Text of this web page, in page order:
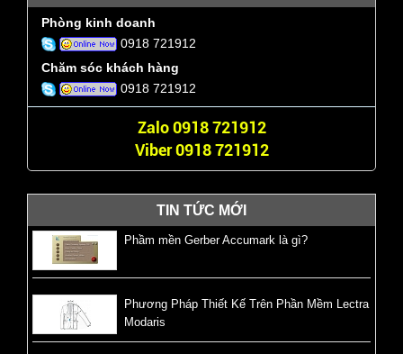
Phòng kinh doanh
0918 721912
Chăm sóc khách hàng
0918 721912
Zalo 0918 721912
Viber 0918 721912
TIN TỨC MỚI
Phầm mền Gerber Accumark là gì?
Phương Pháp Thiết Kế Trên Phần Mềm Lectra
Modaris